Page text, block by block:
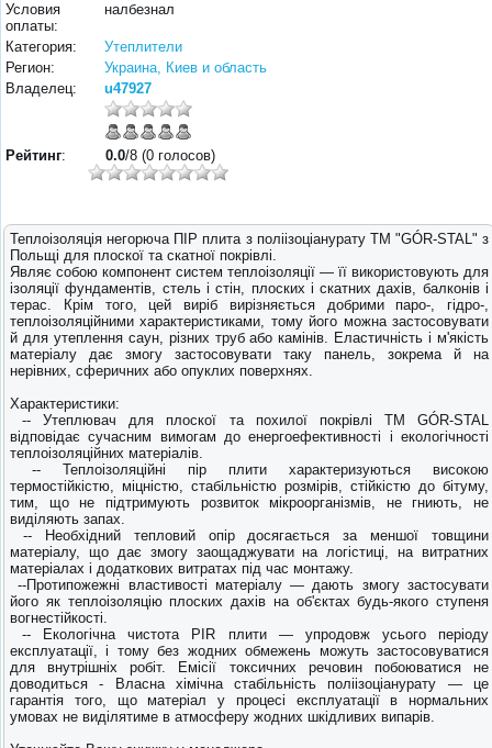
Условия
оплаты:
налбезнал
Категория:
Утеплители
Регион:
Украина, Киев и область
Владелец:
u47927
Рейтинг: 0.0/8 (0 голосов)
Теплоізоляція негорюча ПІР плита з поліізоціанурату ТМ "GÓR-STAL" з
Польщі для плоскої та скатної покрівлі.
Являє собою компонент систем теплоізоляції — її використовують для
ізоляції фундаментів, стель і стін, плоских і скатних дахів, балконів і
терас. Крім того, цей виріб вирізняється добрими паро-, гідро-,
теплоізоляційними характеристиками, тому його можна застосовувати
й для утеплення саун, різних труб або камінів. Еластичність і м'якість
матеріалу дає змогу застосовувати таку панель, зокрема й на
нерівних, сферичних або опуклих поверхнях.
Характеристики:
-- Утеплювач для плоскої та похилої покрівлі ТМ GÓR-STAL
відповідає сучасним вимогам до енергоефективності і екологічності
теплоізоляційних матеріалів.
-- Теплоізоляційні пір плити характеризуються високою
термостійкістю, міцністю, стабільністю розмірів, стійкістю до бітуму,
тим, що не підтримують розвиток мікроорганізмів, не гниють, не
виділяють запах.
-- Необхідний тепловий опір досягається за меншої товщини
матеріалу, що дає змогу заощаджувати на логістиці, на витратних
матеріалах і додаткових витратах під час монтажу.
--Протипожежні властивості матеріалу — дають змогу застосувати
його як теплоізоляцію плоских дахів на об'єктах будь-якого ступеня
вогнестійкості.
-- Екологічна чистота PIR плити — упродовж усього періоду
експлуатації, і тому без жодних обмежень можуть застосовуватися
для внутрішніх робіт. Емісії токсичних речовин побоюватися не
доводиться - Власна хімічна стабільність поліізоціанурату — це
гарантія того, що матеріал у процесі експлуатації в нормальних
умовах не виділятиме в атмосферу жодних шкідливих випарів.